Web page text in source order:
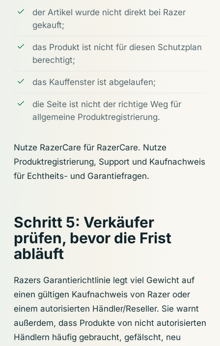
der Artikel wurde nicht direkt bei Razer
gekauft;
das Produkt ist nicht für diesen Schutzplan
berechtigt;
das Kauffenster ist abgelaufen;
die Seite ist nicht der richtige Weg für
allgemeine Produktregistrierung.
Nutze RazerCare für RazerCare. Nutze
Produktregistrierung, Support und Kaufnachweis
für Echtheits- und Garantiefragen.
Schritt 5: Verkäufer
prüfen, bevor die Frist
abläuft
Razers Garantierichtlinie legt viel Gewicht auf
einen gültigen Kaufnachweis von Razer oder
einem autorisierten Händler/Reseller. Sie warnt
außerdem, dass Produkte von nicht autorisierten
Händlern häufig gebraucht, gefälscht, neu